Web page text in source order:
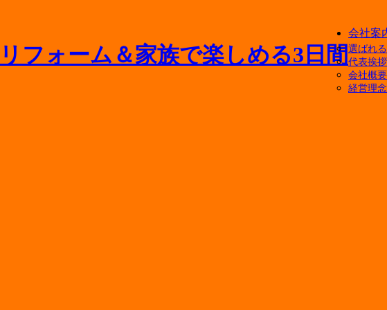
会社案
選ばれ
代表挨拶
会社概要
経営理念
いくら？ユニットバスの寿命や浴槽交換の相場をプロが解説
実現できる間取り変更や水回り一新のポイント
類別の価格相場や追加料金がかかるケースを徹底解説
える？対象条件・申請手順と外壁塗装の費用を抑えるコツ
算在庫処分セール開催｜人気の水まわりリフォームが最大77％OFF！
いる博」開催！
座交換は可能？組み合わせ便器とのメリット・デメリット比較
い！建て替えとの違いや費用を抑えるポイントをプロが解説
熱リフォームと補助金のはなし【2026年版】
可能？メリット・失敗リスクとプロに頼むべき理由